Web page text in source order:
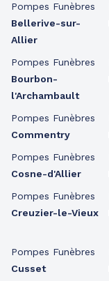
Pompes Funèbres
Bellerive-sur-
Allier
Pompes Funèbres
Bourbon-
l'Archambault
Pompes Funèbres
Commentry
Pompes Funèbres
Cosne-d'Allier
Pompes Funèbres
Creuzier-le-Vieux
Pompes Funèbres
Cusset